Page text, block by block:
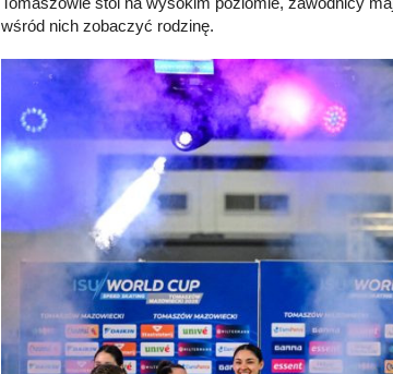
wśród nich zobaczyć rodzinę.